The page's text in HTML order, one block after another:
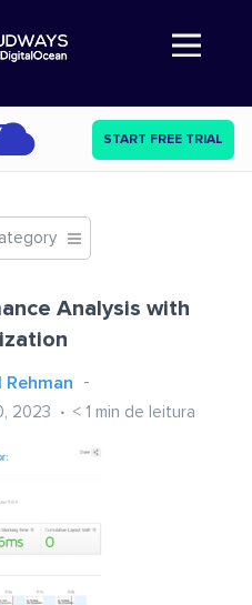
Abre a navegação
START FREE TRIAL
Analysis with
Rehman
2023 < 1 min de leitura